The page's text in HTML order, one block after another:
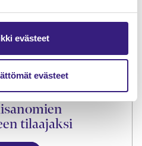
evästeet
evästeet
TÄSTÄ
tilaajaksi